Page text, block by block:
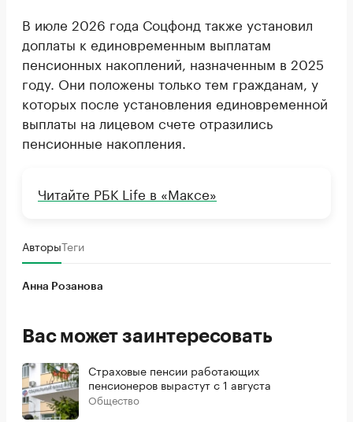
В июле 2026 года Соцфонд также установил
доплаты к единовременным выплатам
пенсионных накоплений, назначенным в 2025
году. Они положены только тем гражданам, у
которых после установления единовременной
выплаты на лицевом счете отразились
пенсионные накопления.
Читайте РБК Life в «Максе»
АвторыТеги
Анна Розанова
Вас может заинтересовать
Страховые пенсии работающих
пенсионеров вырастут с 1 августа
Общество